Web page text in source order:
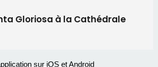
la nouvelle Miss Corse 2026
: la Corse aux premières loges
ne reviendra pas avant 2081
escroquerie au faux vendeur de